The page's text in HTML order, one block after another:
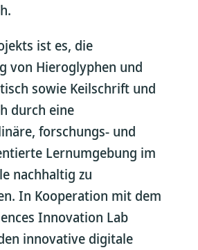
ist es, die
von Hieroglyphen und
sowie Keilschrift und
durch eine
forschungs- und
Lernumgebung im
nachhaltig zu
In Kooperation mit dem
Innovation Lab
innovative digitale